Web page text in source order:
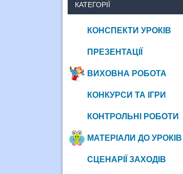
КАТЕГОРІЇ
КОНСПЕКТИ УРОКІВ
ПРЕЗЕНТАЦІЇ
ВИХОВНА РОБОТА
КОНКУРСИ ТА ІГРИ
КОНТРОЛЬНІ РОБОТИ
МАТЕРІАЛИ ДО УРОКІВ
СЦЕНАРІЇ ЗАХОДІВ